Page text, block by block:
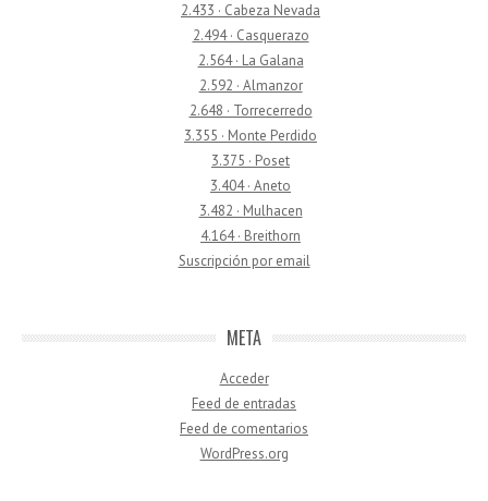
2.433 · Cabeza Nevada
2.494 · Casquerazo
2.564 · La Galana
2.592 · Almanzor
2.648 · Torrecerredo
3.355 · Monte Perdido
3.375 · Poset
3.404 · Aneto
3.482 · Mulhacen
4.164 · Breithorn
Suscripción por email
META
Acceder
Feed de entradas
Feed de comentarios
WordPress.org